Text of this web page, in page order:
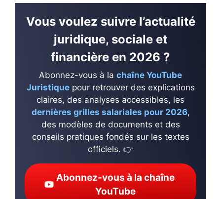
Vous voulez suivre l’actualité
juridique, sociale et
financière en 2026 ?
Abonnez-vous à la chaîne YouTube
Juristiquepour retrouver des explications
claires, des analyses accessibles, les
dernières grilles salariales pour 2026,
des modèles de documents et des
conseils pratiques fondés sur les textes
officiels. 👉
Abonnez-vous à la chaîne
YouTube